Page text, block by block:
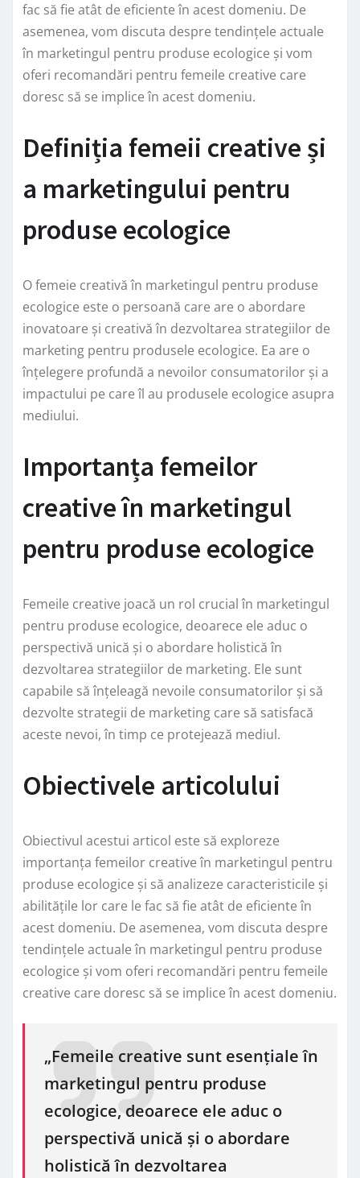
fac să fie atât de eficiente în acest domeniu. De
asemenea, vom discuta despre tendințele actuale
în marketingul pentru produse ecologice și vom
oferi recomandări pentru femeile creative care
doresc să se implice în acest domeniu.
Definiția femeii creative și
a marketingului pentru
produse ecologice
O femeie creativă în marketingul pentru produse
ecologice este o persoană care are o abordare
inovatoare și creativă în dezvoltarea strategiilor de
marketing pentru produsele ecologice. Ea are o
înțelegere profundă a nevoilor consumatorilor și a
impactului pe care îl au produsele ecologice asupra
mediului.
Importanța femeilor
creative în marketingul
pentru produse ecologice
Femeile creative joacă un rol crucial în marketingul
pentru produse ecologice, deoarece ele aduc o
perspectivă unică și o abordare holistică în
dezvoltarea strategiilor de marketing. Ele sunt
capabile să înțeleagă nevoile consumatorilor și să
dezvolte strategii de marketing care să satisfacă
aceste nevoi, în timp ce protejează mediul.
Obiectivele articolului
Obiectivul acestui articol este să exploreze
importanța femeilor creative în marketingul pentru
produse ecologice și să analizeze caracteristicile și
abilitățile lor care le fac să fie atât de eficiente în
acest domeniu. De asemenea, vom discuta despre
tendințele actuale în marketingul pentru produse
ecologice și vom oferi recomandări pentru femeile
creative care doresc să se implice în acest domeniu.
„Femeile creative sunt esențiale în
marketingul pentru produse
ecologice, deoarece ele aduc o
perspectivă unică și o abordare
holistică în dezvoltarea